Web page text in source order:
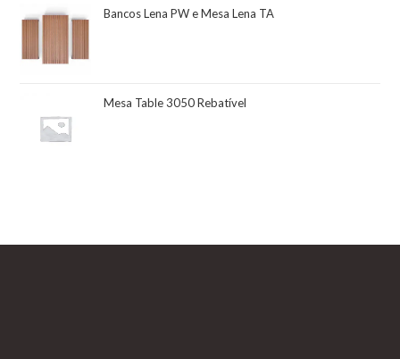
Bancos Lena PW e Mesa Lena TA
Mesa Table 3050 Rebatível